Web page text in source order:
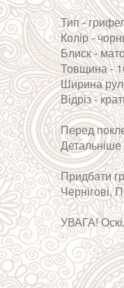
Тип -
Колір -
Блиск -
Товщина -
Ширина
Відріз -
Перед
Детальніше
Придбати
Чернігові,
УВАГА!